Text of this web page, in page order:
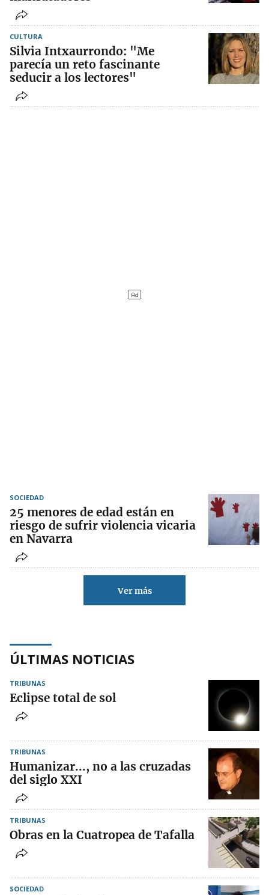
CULTURA
Silvia Intxaurrondo: "Me
parecía un reto fascinante
seducir a los lectores"
SOCIEDAD
25 menores de edad están en
riesgo de sufrir violencia vicaria
en Navarra
Ver más
ÚLTIMAS NOTICIAS
TRIBUNAS
Eclipse total de sol
TRIBUNAS
Humanizar..., no a las cruzadas
del siglo XXI
TRIBUNAS
Obras en la Cuatropea de Tafalla
SOCIEDAD